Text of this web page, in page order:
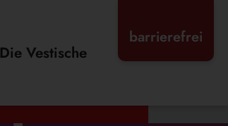
Die Vestische
barrierefrei